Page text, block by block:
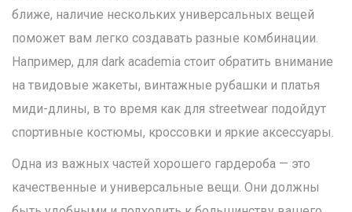
ближе, наличие нескольких универсальных вещей
поможет вам легко создавать разные комбинации.
Например, для dark academia стоит обратить внимание
на твидовые жакеты, винтажные рубашки и платья
миди-длины, в то время как для streetwear подойдут
спортивные костюмы, кроссовки и яркие аксессуары.
Одна из важных частей хорошего гардероба — это
качественные и универсальные вещи. Они должны